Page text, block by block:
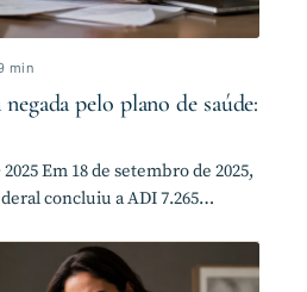
min
pelo plano de saúde:
Em 18 de setembro de 2025,
concluiu a ADI 7.265…